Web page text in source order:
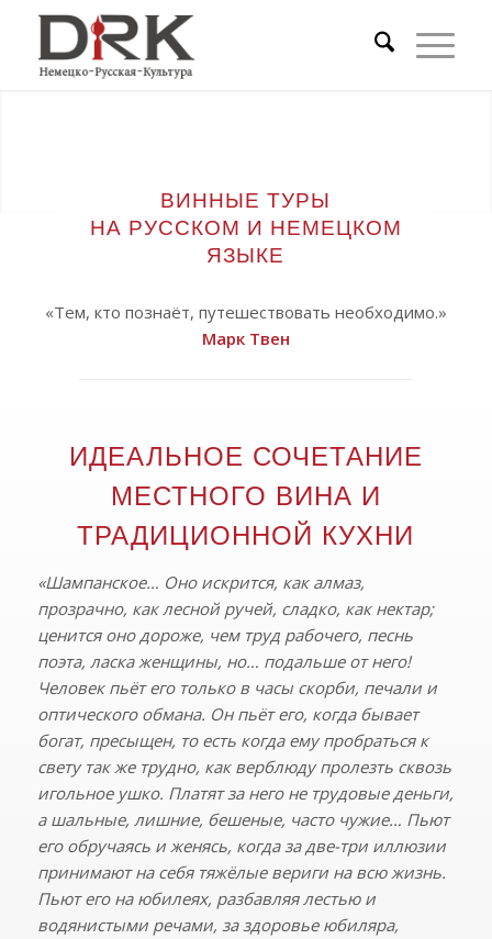
ВИННЫЕ ТУРЫ
НА РУССКОМ И НЕМЕЦКОМ
ЯЗЫКЕ
«Тем, кто познаёт, путешествовать необходимо.»
Марк Твен
ИДЕАЛЬНОЕ СОЧЕТАНИЕ
МЕСТНОГО ВИНА И
ТРАДИЦИОННОЙ КУХНИ
«Шампанское… Оно искрится, как алмаз,
прозрачно, как лесной ручей, сладко, как нектар;
ценится оно дороже, чем труд рабочего, песнь
поэта, ласка женщины, но… подальше от него!
Человек пьёт его только в часы скорби, печали и
оптического обмана. Он пьёт его, когда бывает
богат, пресыщен, то есть когда ему пробраться к
свету так же трудно, как верблюду пролезть сквозь
игольное ушко. Платят за него не трудовые деньги,
а шальные, лишние, бешеные, часто чужие… Пьют
его обручаясь и женясь, когда за две-три иллюзии
принимают на себя тяжёлые вериги на всю жизнь.
Пьют его на юбилеях, разбавляя лестью и
водянистыми речами, за здоровье юбиляра,